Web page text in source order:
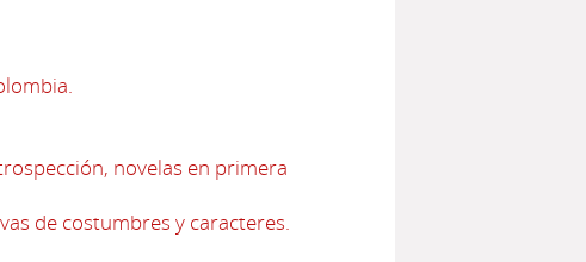
novelas en primera
de costumbres y caracteres.